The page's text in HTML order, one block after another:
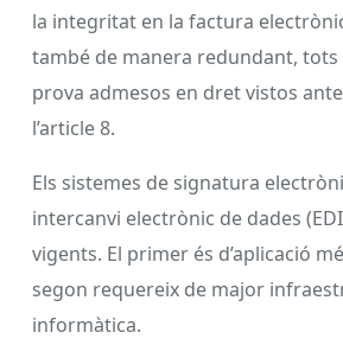
la integritat en la factura
també de manera redundant, tots
prova admesos en dret vistos
l’article 8.
Els sistemes de signatura
intercanvi electrònic de dades
vigents. El primer és d’aplicació
segon requereix de major
informàtica.